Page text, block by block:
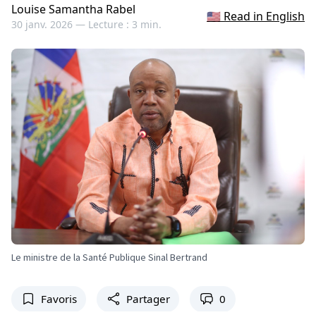
Louise Samantha Rabel
30 janv. 2026 — Lecture : 3 min.
🇺🇸 Read in English
Le ministre de la Santé Publique Sinal Bertrand
Favoris Partager 0